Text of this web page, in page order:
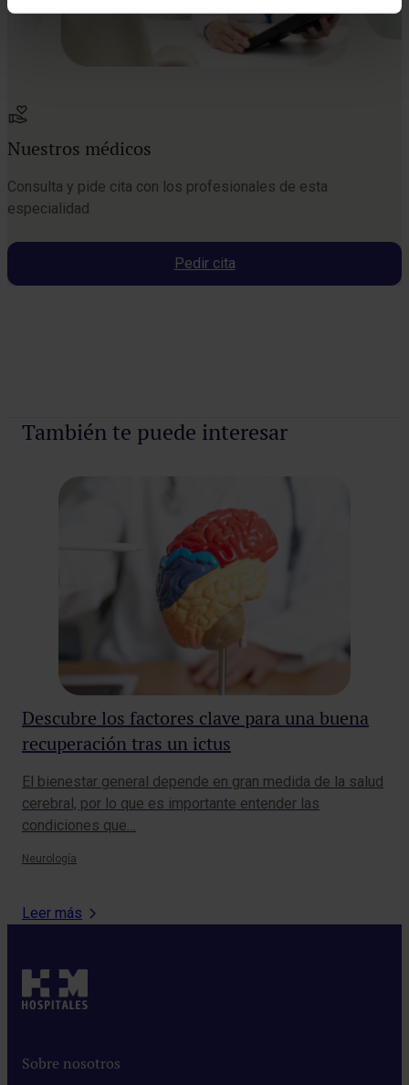
Nuestros médicos
Consulta y pide cita con los profesionales de esta
especialidad
Pedir cita
Pedir cita
También te puede interesar
Descubre los factores clave para una buena
recuperación tras un ictus
El bienestar general depende en gran medida de la salud
cerebral, por lo que es importante entender las
condiciones que…
Neurología
Leer más
Sobre nosotros